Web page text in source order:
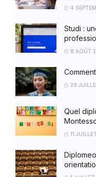
4
Studi :
8 AOÛT
29
Quel
11